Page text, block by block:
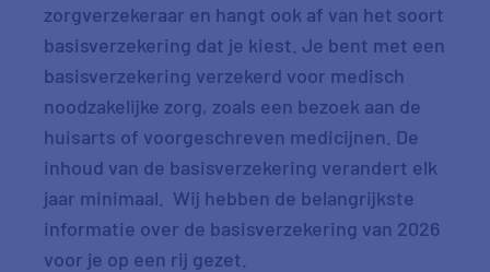
zorgverzekeraar en hangt ook af van het soort
basisverzekering dat je kiest. Je bent met een
basisverzekering verzekerd voor medisch
noodzakelijke zorg, zoals een bezoek aan de
huisarts of voorgeschreven medicijnen. De
inhoud van de basisverzekering verandert elk
jaar minimaal. Wij hebben de belangrijkste
informatie over de basisverzekering van 2026
voor je op een rij gezet.